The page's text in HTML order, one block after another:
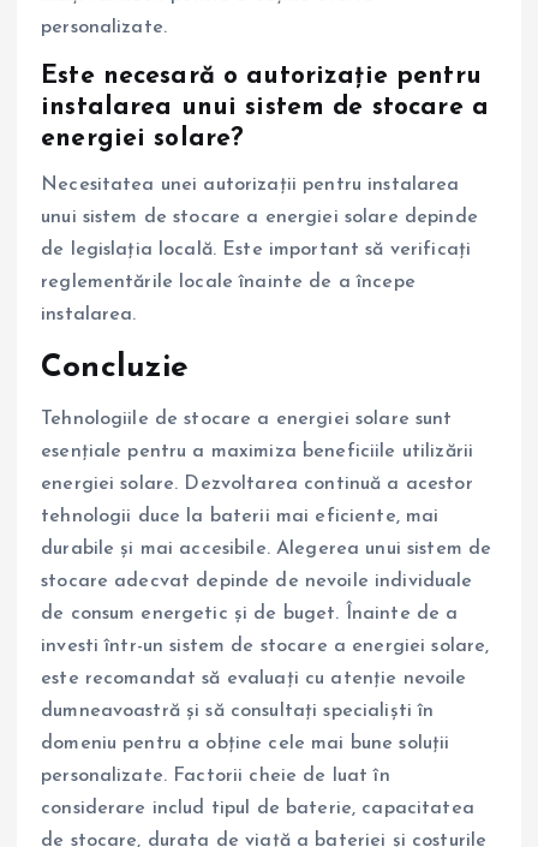
personalizate.
Este necesară o autorizație pentru
instalarea unui sistem de stocare a
energiei solare?
Necesitatea unei autorizații pentru instalarea
unui sistem de stocare a energiei solare depinde
de legislația locală. Este important să verificați
reglementările locale înainte de a începe
instalarea.
Concluzie
Tehnologiile de stocare a energiei solare sunt
esențiale pentru a maximiza beneficiile utilizării
energiei solare. Dezvoltarea continuă a acestor
tehnologii duce la baterii mai eficiente, mai
durabile și mai accesibile. Alegerea unui sistem de
stocare adecvat depinde de nevoile individuale
de consum energetic și de buget. Înainte de a
investi într-un sistem de stocare a energiei solare,
este recomandat să evaluați cu atenție nevoile
dumneavoastră și să consultați specialiști în
domeniu pentru a obține cele mai bune soluții
personalizate. Factorii cheie de luat în
considerare includ tipul de baterie, capacitatea
de stocare, durata de viață a bateriei și costurile